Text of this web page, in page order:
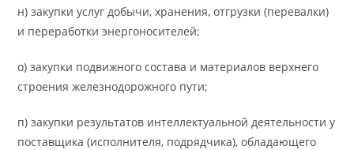
н) закупки услуг добычи, хранения, отгрузки (перевалки)
и переработки энергоносителей;
о) закупки подвижного состава и материалов верхнего
строения железнодорожного пути;
п) закупки результатов интеллектуальной деятельности у
поставщика (исполнителя, подрядчика), обладающего